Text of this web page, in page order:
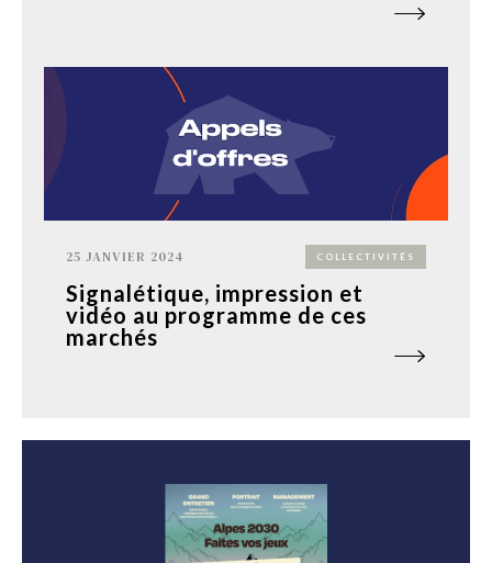
25 JANVIER 2024 COLLECTIVITÉS
Signalétique, impression et
vidéo au programme de ces
marchés